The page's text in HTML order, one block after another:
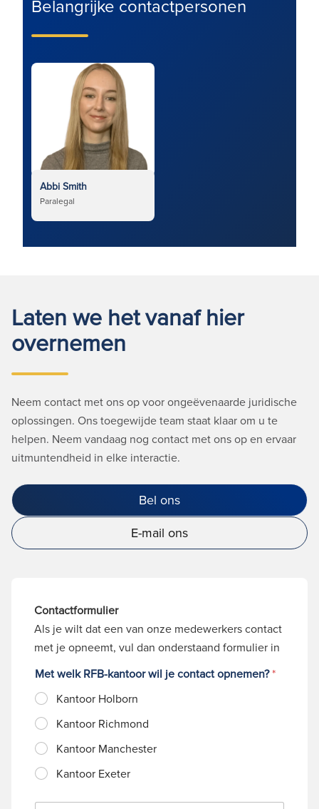
Belangrijke contactpersonen
Abbi Smith
Paralegal
Laten we het vanaf hier
overnemen
Neem contact met ons op voor ongeëvenaarde juridische
oplossingen. Ons toegewijde team staat klaar om u te
helpen. Neem vandaag nog contact met ons op en ervaar
uitmuntendheid in elke interactie.
Bel ons
E-mail ons
Contactformulier
Als je wilt dat een van onze medewerkers contact
met je opneemt, vul dan onderstaand formulier in
Met welk RFB-kantoor wil je contact opnemen?*
Kantoor Holborn
Kantoor Richmond
Kantoor Manchester
Kantoor Exeter